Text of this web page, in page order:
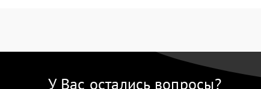
1 год
У Вас остались вопросы?